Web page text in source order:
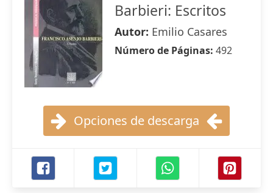
Barbieri: Escritos
Autor: Emilio Casares
Número de Páginas: 492
Opciones de descarga